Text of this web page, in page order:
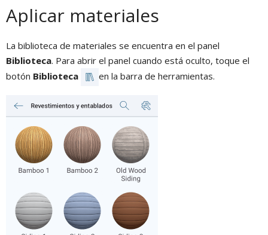
Aplicar materiales
La biblioteca de materiales se encuentra en el panel
Biblioteca. Para abrir el panel cuando está oculto, toque el
botón Biblioteca en la barra de herramientas.